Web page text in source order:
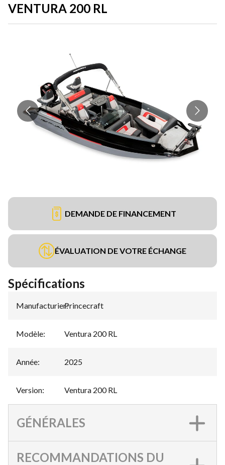
VENTURA 200 RL
DEMANDE DE FINANCEMENT
ÉVALUATION DE VOTRE ÉCHANGE
Spécifications
Manufacturier:
Princecraft
Modèle: Ventura 200 RL
Année: 2025
Version: Ventura 200 RL
GÉNÉRALES
RECOMMANDATIONS DU